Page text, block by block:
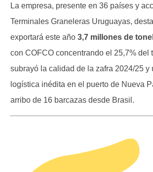
La empresa, presente en 36 países y
Terminales Graneleras Uruguayas,
exportará este año 3,7 millones de
con COFCO concentrando el 25,7% del
subrayó la calidad de la zafra 2024/25 y
logística inédita en el puerto de Nueva
arribo de 16 barcazas desde Brasil.